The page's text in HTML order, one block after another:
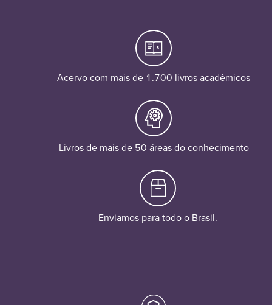
Acervo com mais de 1.700 livros acadêmicos
Livros de mais de 50 áreas do conhecimento
Enviamos para todo o Brasil.